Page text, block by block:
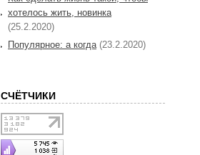
хотелось жить, новинка
(25.2.2020)
Популярное: а когда (23.2.2020)
СЧЁТЧИКИ